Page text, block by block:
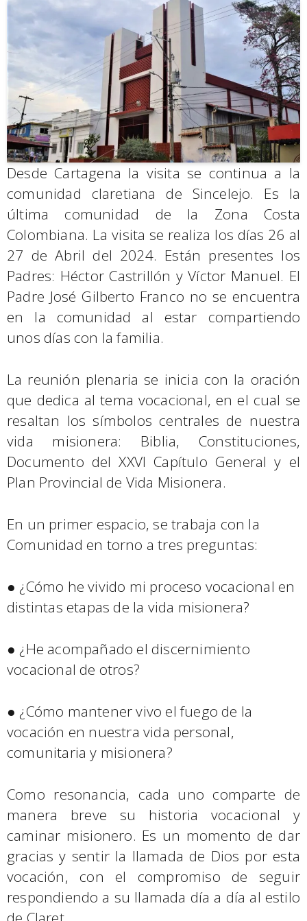
Desde Cartagena la visita se continua a la
comunidad claretiana de Sincelejo. Es la
última comunidad de la Zona Costa
Colombiana. La visita se realiza los días 26 al
27 de Abril del 2024. Están presentes los
Padres: Héctor Castrillón y Víctor Manuel. El
Padre José Gilberto Franco no se encuentra
en la comunidad al estar compartiendo
unos días con la familia.
La reunión plenaria se inicia con la oración
que dedica al tema vocacional, en el cual se
resaltan los símbolos centrales de nuestra
vida misionera: Biblia, Constituciones,
Documento del XXVI Capítulo General y el
Plan Provincial de Vida Misionera.
En un primer espacio, se trabaja con la
Comunidad en torno a tres preguntas:
● ¿Cómo he vivido mi proceso vocacional en
distintas etapas de la vida misionera?
● ¿He acompañado el discernimiento
vocacional de otros?
● ¿Cómo mantener vivo el fuego de la
vocación en nuestra vida personal,
comunitaria y misionera?
Como resonancia, cada uno comparte de
manera breve su historia vocacional y
caminar misionero. Es un momento de dar
gracias y sentir la llamada de Dios por esta
vocación, con el compromiso de seguir
respondiendo a su llamada día a día al estilo